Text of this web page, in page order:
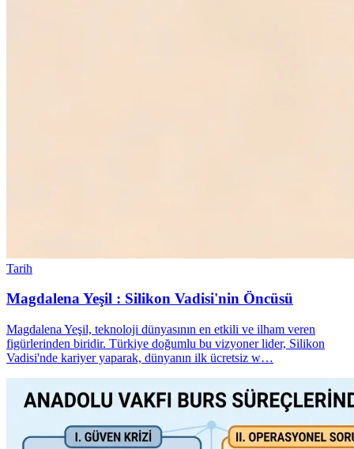
Tarih
Magdalena Yeşil : Silikon Vadisi'nin Öncüsü
Magdalena Yeşil, teknoloji dünyasının en etkili ve ilham veren
figürlerinden biridir. Türkiye doğumlu bu vizyoner lider, Silikon
Vadisi'nde kariyer yaparak, dünyanın ilk ücretsiz w…